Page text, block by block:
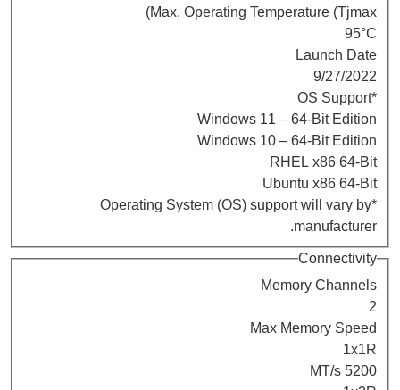
Max. Operating Temperature (Tjmax)
95°C
Launch Date
9/27/2022
*OS Support
Windows 11 – 64-Bit Edition
Windows 10 – 64-Bit Edition
RHEL x86 64-Bit
Ubuntu x86 64-Bit
*Operating System (OS) support will vary by
manufacturer.
Connectivity
Memory Channels
2
Max Memory Speed
1x1R
5200 MT/s